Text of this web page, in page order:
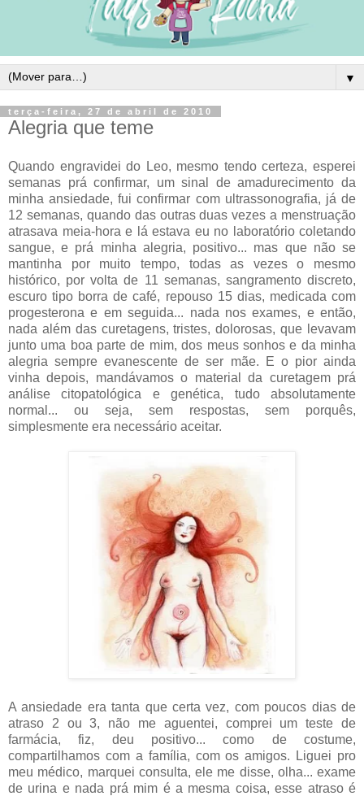
▼
terça-feira, 27 de abril de 2010
Alegria que teme
Quando engravidei do Leo, mesmo tendo certeza, esperei
semanas prá confirmar, um sinal de amadurecimento da
minha ansiedade, fui confirmar com ultrassonografia, já de
12 semanas, quando das outras duas vezes a menstruação
atrasava meia-hora e lá estava eu no laboratório coletando
sangue, e prá minha alegria, positivo... mas que não se
mantinha por muito tempo, todas as vezes o mesmo
histórico, por volta de 11 semanas, sangramento discreto,
escuro tipo borra de café, repouso 15 dias, medicada com
progesterona e em seguida... nada nos exames, e então,
nada além das curetagens, tristes, dolorosas, que levavam
junto uma boa parte de mim, dos meus sonhos e da minha
alegria sempre evanescente de ser mãe. E o pior ainda
vinha depois, mandávamos o material da curetagem prá
análise citopatológica e genética, tudo absolutamente
normal... ou seja, sem respostas, sem porquês,
simplesmente era necessário aceitar.
A ansiedade era tanta que certa vez, com poucos dias de
atraso 2 ou 3, não me aguentei, comprei um teste de
farmácia, fiz, deu positivo... como de costume,
compartilhamos com a família, com os amigos. Liguei pro
meu médico, marquei consulta, ele me disse, olha... exame
de urina e nada prá mim é a mesma coisa, esse atraso é